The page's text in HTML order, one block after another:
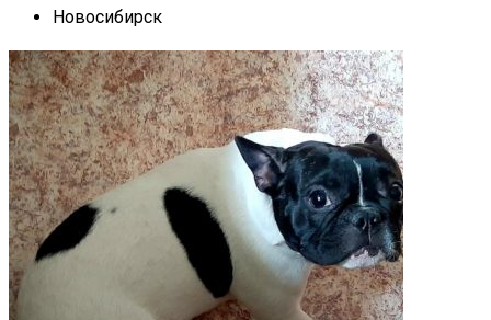
Новосибирск